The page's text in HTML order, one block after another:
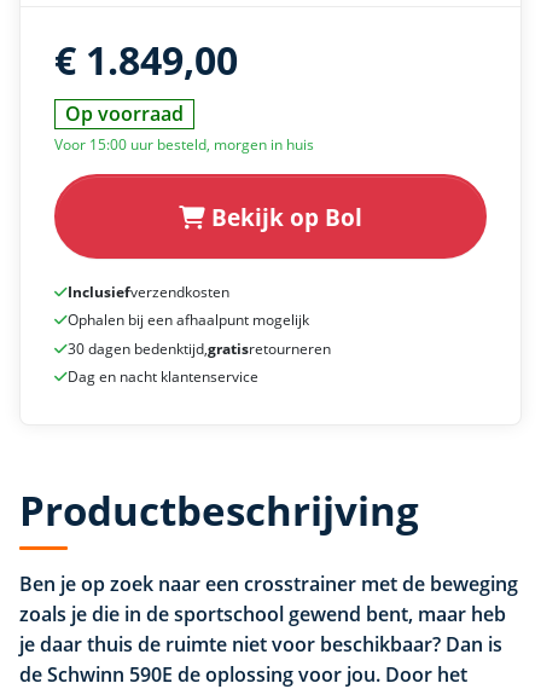
€ 1.849,00
Op voorraad
Voor 15:00 uur besteld, morgen in huis
Bekijk op Bol
Inclusiefverzendkosten
Ophalen bij een afhaalpunt mogelijk
30 dagen bedenktijd,gratisretourneren
Dag en nacht klantenservice
Productbeschrijving
Ben je op zoek naar een crosstrainer met de beweging
zoals je die in de sportschool gewend bent, maar heb
je daar thuis de ruimte niet voor beschikbaar? Dan is
de Schwinn 590E de oplossing voor jou. Door het